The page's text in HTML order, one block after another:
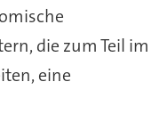
die zum Teil im
eine